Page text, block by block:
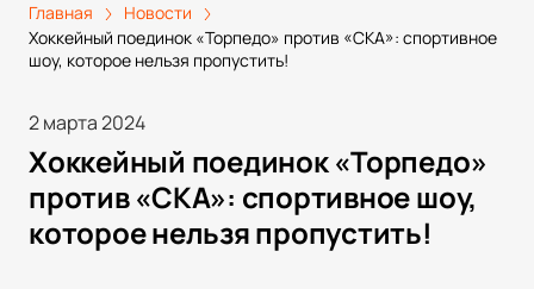
Главная
Новости
Хоккейный поединок «Торпедо» против «СКА»: спортивное
шоу, которое нельзя пропустить!
2 марта 2024
Хоккейный поединок «Торпедо»
против «СКА»: спортивное шоу,
которое нельзя пропустить!